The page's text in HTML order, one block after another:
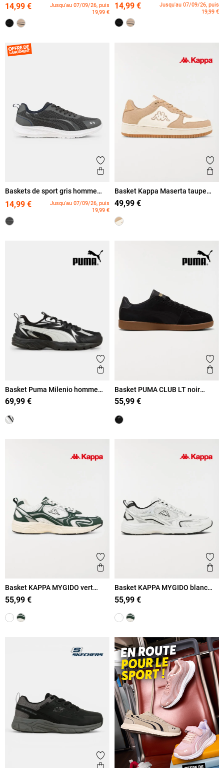
14,99 €
Jusqu'au 07/09/26, puis
19,99 €
14,99 €
Jusqu'au 07/09/26, puis
19,99 €
Ajouter aux favoris
Aperçu rapide
Baskets de sport gris homme
(40-46)
14,99 €
Jusqu'au 07/09/26, puis
19,99 €
Basket Kappa Maserta taupe
homme (40-46)
49,99 €
Ajouter aux favoris
Aperçu rapide
Basket Puma Milenio homme
(41-46)
69,99 €
Basket PUMA CLUB LT noir
homme (41-46)
55,99 €
Ajouter aux favoris
Aperçu rapide
Basket KAPPA MYGIDO vert
homme (40-45)
55,99 €
Basket KAPPA MYGIDO blanc
homme (40-45)
55,99 €
Ajouter aux favoris